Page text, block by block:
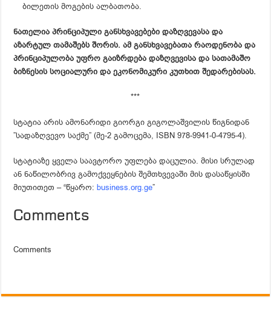
ბილეთის მოგების ალბათობა.
ნათელია პრინციპული განსხვავებები დაზღვევასა და
აზარტულ თამაშებს შორის. ამ განსხვავებათა რაოდენობა და
პრინციპულობა უფრო გაიზრდება დაზღვევისა და სათამაშო
ბიზნესის სოციალური და ეკონომიკური კუთხით შედარებისას.
***
სტატია არის ამონარიდი გიორგი გიგოლაშვილის წიგნიდან
”სადაზღვევო საქმე” (მე-2 გამოცემა, ISBN 978-9941-0-4795-4).
სტატიაზე ყველა საავტორო უფლება დაცულია. მისი სრულად
ან ნაწილობრივ გამოქვეყნების შემთხვევაში მის დასაწყისში
მიუთითეთ – “წყარო:business.org.ge”
Comments
Comments